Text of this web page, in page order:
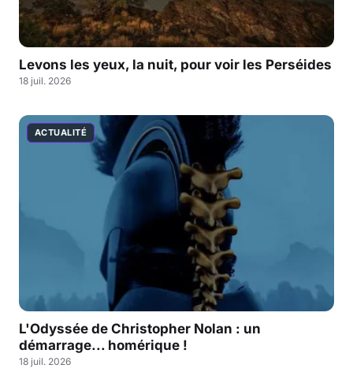
Levons les yeux, la nuit, pour voir les Perséides
18 juil. 2026
ACTUALITÉ
L'Odyssée de Christopher Nolan : un
démarrage... homérique !
18 juil. 2026